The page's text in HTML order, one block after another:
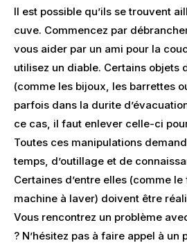
Il est possible qu’ils se trouvent
cuve. Commencez par
vous aider par un ami pour la
utilisez un diable. Certains objets
(comme les bijoux, les barrettes
parfois dans la durite
ce cas, il faut enlever celle-ci
Toutes ces manipulations
temps, d’outillage et de
Certaines d’entre elles (comme
machine à laver) doivent être
Vous rencontrez un problème
? N’hésitez pas à faire appel à un